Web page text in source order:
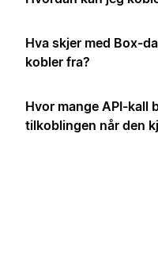
Hva skjer med Box-
kobler fra?
Hvor mange API-kall
tilkoblingen når den